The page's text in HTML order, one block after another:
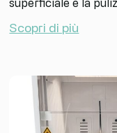
superficiale e la
Scopri di più